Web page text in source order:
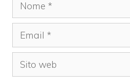
Email
Sito
web